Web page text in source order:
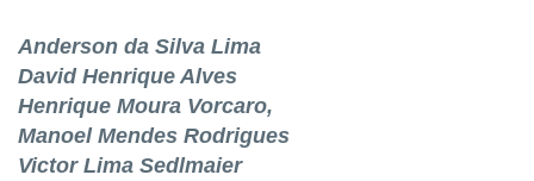
Anderson da Silva Lima
David Henrique Alves
Henrique Moura Vorcaro,
Manoel Mendes Rodrigues
Victor Lima Sedlmaier